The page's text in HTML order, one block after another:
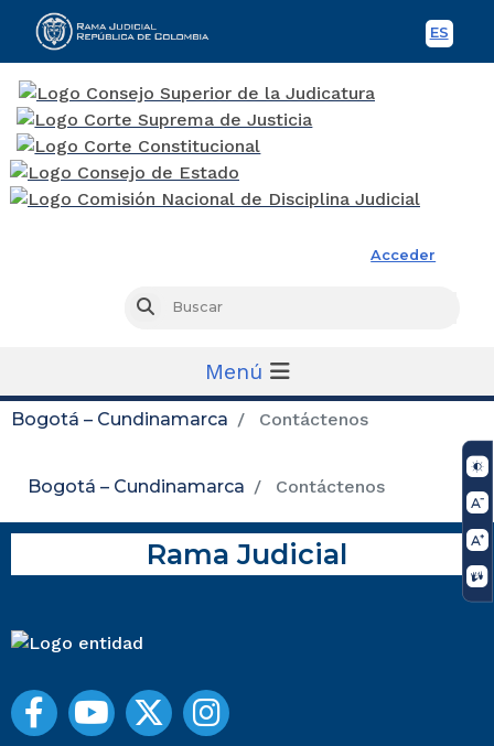
ES
Acceder
Buscar
Menú
Bogotá – Cundinamarca Contáctenos
Bogotá – Cundinamarca Contáctenos
Rama Judicial